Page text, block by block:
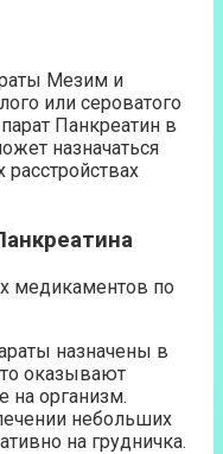
Мезим и
или сероватого
Панкреатин в
назначаться
медикаментов по
назначены в
то оказывают
на организм.
небольших
на грудничка.